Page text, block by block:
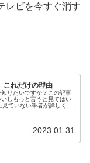
レビを今すぐ消す
これだけの理由
りたいですか？この記事
しもっと言うと見てはい
ていない筆者が詳しく解
2023.01.31